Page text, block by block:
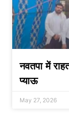
नवतपा में
प्याऊ
May 27, 2026